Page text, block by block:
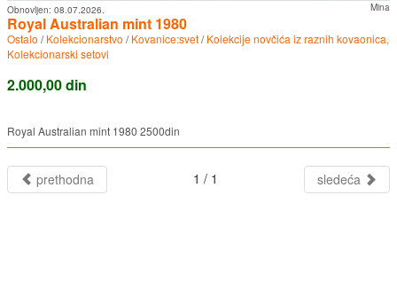
Mina
Obnovljen: 08.07.2026.
Royal Australian mint 1980
Ostalo /Kolekcionarstvo /Kovanice:svet/Kolekcije novčića iz raznih kovaonica,
Kolekcionarski setovi
2.000,00 din
Royal Australian mint 1980 2500din
prethodna 1 / 1 sledeća